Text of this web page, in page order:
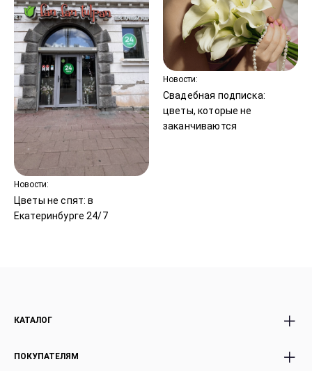
Новости:
Цветы не спят: в
Екатеринбурге 24/7
Новости:
Свадебная подписка:
цветы, которые не
заканчиваются
КАТАЛОГ
Розы
ПОКУПАТЕЛЯМ